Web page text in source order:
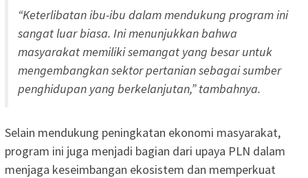
“Keterlibatan ibu-ibu dalam mendukung program ini
sangat luar biasa. Ini menunjukkan bahwa
masyarakat memiliki semangat yang besar untuk
mengembangkan sektor pertanian sebagai sumber
penghidupan yang berkelanjutan,” tambahnya.
Selain mendukung peningkatan ekonomi masyarakat,
program ini juga menjadi bagian dari upaya PLN dalam
menjaga keseimbangan ekosistem dan memperkuat